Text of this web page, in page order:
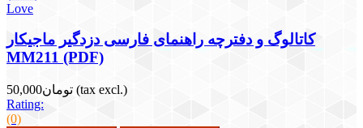
Love
کاتالوگ و دفترچه راهنمای فارسی دزدگیر ماجیکار
MM211 (PDF)
تومان50,000 (tax excl.)
Rating:
(0)